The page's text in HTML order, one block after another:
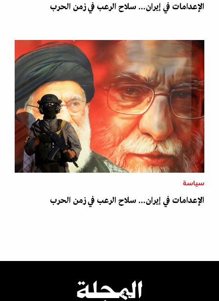
الإعدامات في إيران... سلاح الرعب في زمن الحرب
سياسة
الإعدامات في إيران... سلاح الرعب في زمن الحرب